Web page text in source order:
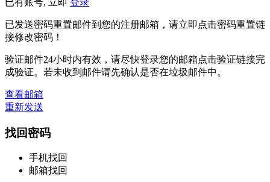
已有账号, 立即 登录
已发送密码重置邮件到您的注册邮箱，请立即点击密码重置链
接修改密码！
验证邮件24小时内有效，请尽快登录您的邮箱点击验证链接完
成验证。若未收到邮件请先确认是否在垃圾邮件中。
查看邮箱
重新发送
找回密码
手机找回
邮箱找回